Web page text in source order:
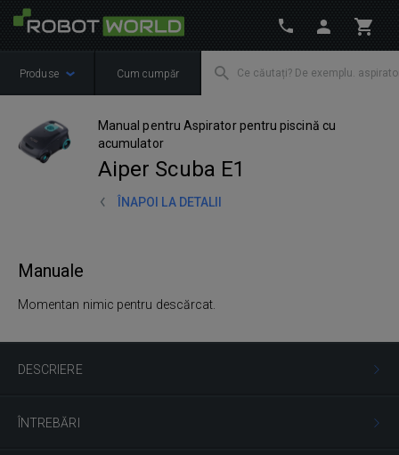
Produse Cum cumpăr
Manual pentru Aspirator pentru piscină cu
acumulator
Aiper Scuba E1
ÎNAPOI LA DETALII
DESCRIERE
ÎNTREBĂRI
Manuale
Momentan nimic pentru descărcat.